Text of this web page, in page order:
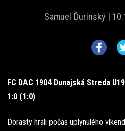
Samuel Ďurinský |
FC DAC 1904 Dunajská Streda
1:0 (1:0)
Dorasty hrali počas uplynulého